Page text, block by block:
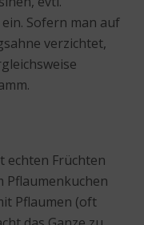
Sofern man auf
verzichtet,
echten Früchten
Pflaumenkuchen
Pflaumen (oft